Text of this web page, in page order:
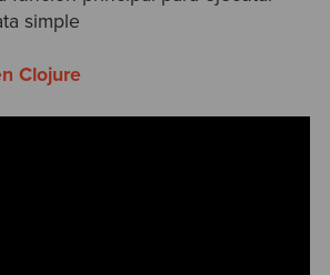
simple
Clojure